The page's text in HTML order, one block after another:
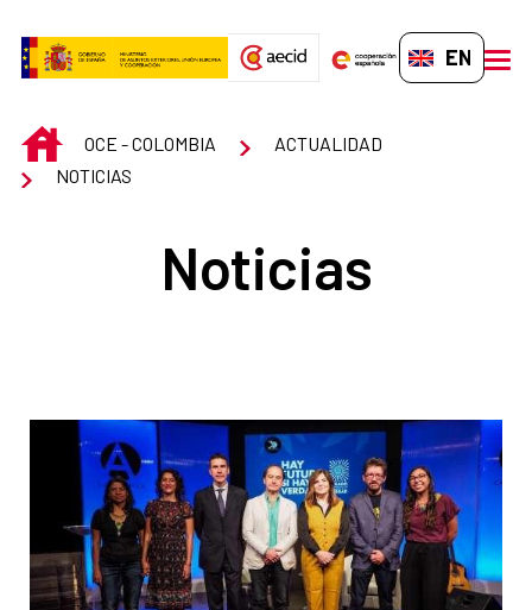
EN-GB
INICIOOCE - COLOMBIA
ACTUALIDAD
NOTICIAS
Noticias